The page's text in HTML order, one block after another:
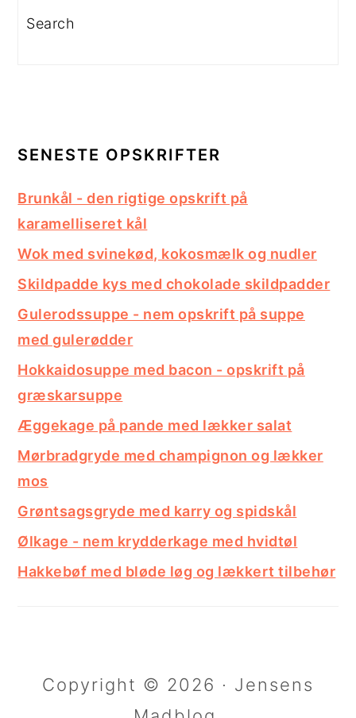
Search
SENESTE OPSKRIFTER
Brunkål - den rigtige opskrift på
karamelliseret kål
Wok med svinekød, kokosmælk og nudler
Skildpadde kys med chokolade skildpadder
Gulerodssuppe - nem opskrift på suppe
med gulerødder
Hokkaidosuppe med bacon - opskrift på
græskarsuppe
Æggekage på pande med lækker salat
Mørbradgryde med champignon og lækker
mos
Grøntsagsgryde med karry og spidskål
Ølkage - nem krydderkage med hvidtøl
Hakkebøf med bløde løg og lækkert tilbehør
Copyright © 2026 · Jensens